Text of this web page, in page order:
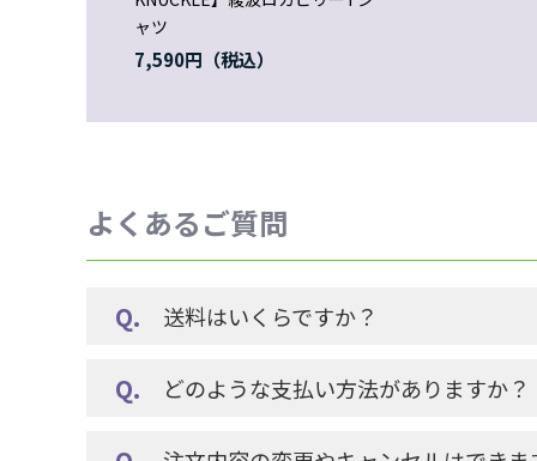
ャツ
7,590円
よくあるご質問
送料はいくらですか？
どのような支払い方法がありますか？